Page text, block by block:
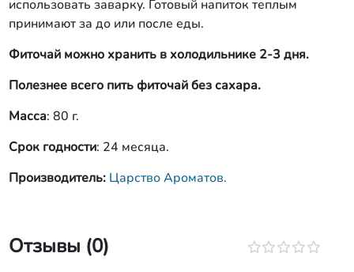
использовать заварку. Готовый напиток теплым
принимают за до или после еды.
Фиточай можно хранить в холодильнике 2-3 дня.
Полезнее всего пить фиточай без сахара.
Масса: 80 г.
Срок годности: 24 месяца.
Производитель: Царство Ароматов.
Отзывы (0)